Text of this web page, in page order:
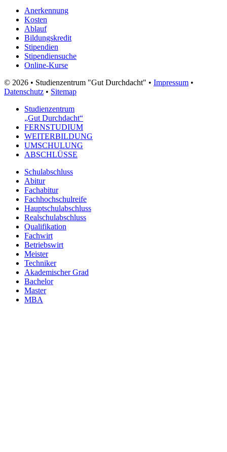
Anerkennung
Kosten
Ablauf
Bildungskredit
Stipendien
Stipendiensuche
Online-Kurse
© 2026 • Studienzentrum "Gut Durchdacht" • Impressum •
Datenschutz • Sitemap
Studienzentrum
„Gut Durchdacht“
FERNSTUDIUM
WEITERBILDUNG
UMSCHULUNG
ABSCHLÜSSE
Schulabschluss
Abitur
Fachabitur
Fachhochschulreife
Hauptschulabschluss
Realschulabschluss
Qualifikation
Fachwirt
Betriebswirt
Meister
Techniker
Akademischer Grad
Bachelor
Master
MBA